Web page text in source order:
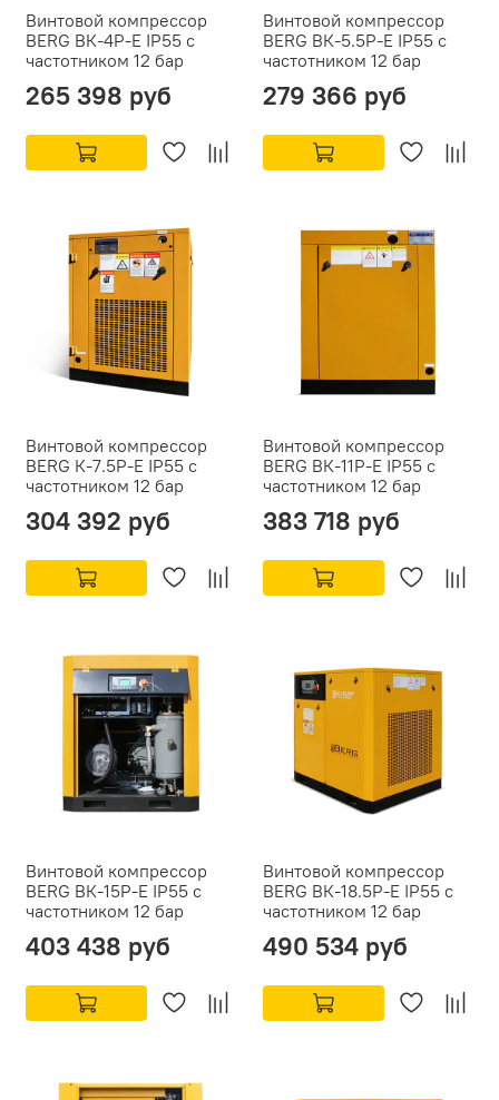
Винтовой компрессор
BERG ВК-4Р-Е IP55 с
частотником 12 бар
265 398 руб
Винтовой компрессор
BERG ВК-5.5Р-Е IP55 с
частотником 12 бар
279 366 руб
Винтовой компрессор
BERG К-7.5Р-Е IP55 с
частотником 12 бар
304 392 руб
Винтовой компрессор
BERG ВК-11Р-Е IP55 с
частотником 12 бар
383 718 руб
Винтовой компрессор
BERG ВК-15Р-Е IP55 с
частотником 12 бар
403 438 руб
Винтовой компрессор
BERG ВК-18.5Р-Е IP55 с
частотником 12 бар
490 534 руб